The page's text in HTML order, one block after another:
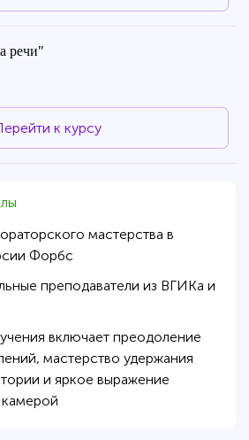
речи"
к курсу
мастерства в
Форбс
преподаватели из ВГИКа и
включает преодоление
мастерство удержания
и яркое выражение